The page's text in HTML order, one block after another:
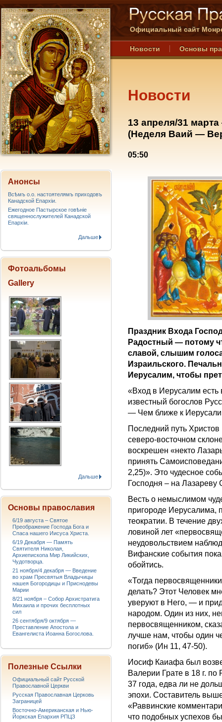
Официальный сайт
Новости Основы
Новости
13 апреля/31
(Неделя Ваий —
05:50
Праздник Входа
Радостный — потому
славой, слышим
Израильского.
Иерусалим, чтобы
«Вход в Иерусалим
известный богослов
— Чем ближе к
Последний путь
северо-восточном
воскрешен «некто
принять
2,25)». Это чудесное
Господня – на Лазареву
Весть о немыслимом
пригороде Иерусалима,
теократии. В течение
ловиной лет
неу­довольствием
Вифанские события
обой­тись.
«Тогда
де­лать? Этот Человек
уве­руют в Него, — и
народом. Один из них,
первосвященником,
лучше нам, чтобы один
погиб» (Ин 11, 47-50).
Иосиф Каиафа был
Валерии Грате в 18 г.
37 года, едва ли не
эпохи. Соста­витель
«Раввинские
что подоб­ных успехов
Анонсы
Всѣмъ о.о. настоятелямъ приходовъ
Канадской Епархiи.
Ежегодное Пастырское говѣніе
священнослужителей Канадской
Епархіи.
Дальше
Фотоальбомы
Gallery
Дальше
Основы православия
6/19 августа – Святое
Преображение Господа Бога и
Спаса нашего Иисуса Христа.
6/19 Декабря — Память
Святителя Николая,
Архиепископа Мир Ликийских,
Чудотворца.
21 ноября/4 декабря — Введение
во храм Пресвятыя Владычицы
нашея Богородицы и Приснодевы
Марии
8/21 ноября – Собор Архистратига
Михаила и прочих бесплотных
сил
26 сентября/9 октября —
Преставление Апостола и
Евангелиста Иоанна Богослова.
Полезные Ссылки
Официальный сайт Русской
Православной Церкви
Русская Православная Церковь
Заграницей
Восточно-Американская и Нью-
Йоркская Епархия РПЦЗ